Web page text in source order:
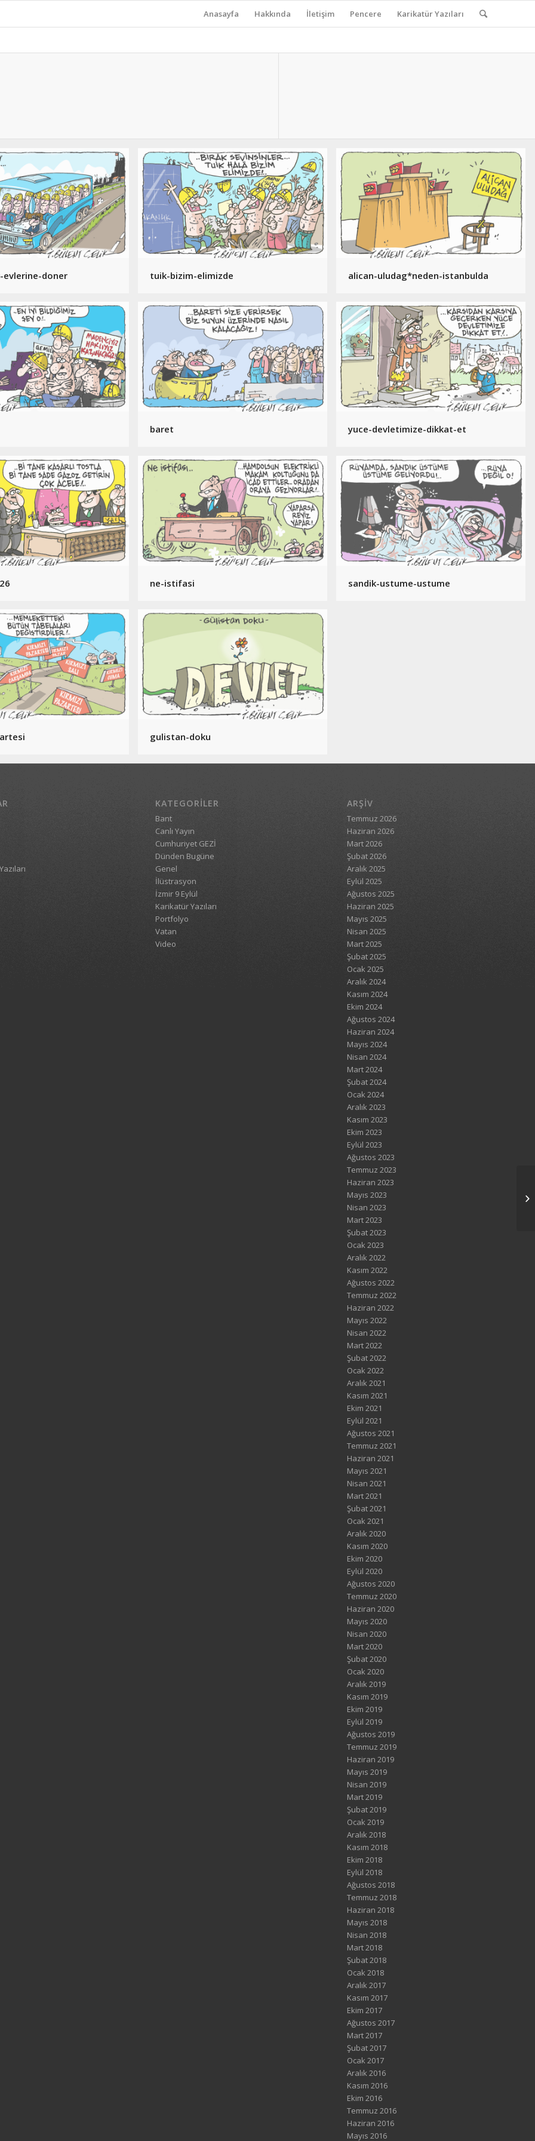
Anasayfa Hakkında İletişim Pencere Karikatür Yazıları
evlerine-doner tuik-bizim-elimizde alican-uludag*neden-istanbulda
baret yuce-devletimize-dikkat-et
ne-istifasi sandik-ustume-ustume
gulistan-doku
KATEGORILER
Bant
Canlı Yayın
Cumhuriyet GEZİ
Dünden Bugüne
Genel
İlüstrasyon
İzmir 9 Eylül
Karikatür Yazıları
Portfolyo
Vatan
Video
ARŞIV
Temmuz 2026
Haziran 2026
Mart 2026
Şubat 2026
Aralık 2025
Eylül 2025
Ağustos 2025
Haziran 2025
Mayıs 2025
Nisan 2025
Mart 2025
Şubat 2025
Ocak 2025
Aralık 2024
Kasım 2024
Ekim 2024
Ağustos 2024
Haziran 2024
Mayıs 2024
Nisan 2024
Mart 2024
Şubat 2024
Ocak 2024
Aralık 2023
Kasım 2023
Ekim 2023
Eylül 2023
Ağustos 2023
Temmuz 2023
Haziran 2023
Mayıs 2023
Nisan 2023
Mart 2023
Şubat 2023
Ocak 2023
Aralık 2022
Kasım 2022
Ağustos 2022
Temmuz 2022
Haziran 2022
Mayıs 2022
Nisan 2022
Mart 2022
Şubat 2022
Ocak 2022
Aralık 2021
Kasım 2021
Ekim 2021
Eylül 2021
Ağustos 2021
Temmuz 2021
Haziran 2021
Mayıs 2021
Nisan 2021
Mart 2021
Şubat 2021
Ocak 2021
Aralık 2020
Kasım 2020
Ekim 2020
Eylül 2020
Ağustos 2020
Temmuz 2020
Haziran 2020
Mayıs 2020
Nisan 2020
Mart 2020
Şubat 2020
Ocak 2020
Aralık 2019
Kasım 2019
Ekim 2019
Eylül 2019
Ağustos 2019
Temmuz 2019
Haziran 2019
Mayıs 2019
Nisan 2019
Mart 2019
Şubat 2019
Ocak 2019
Aralık 2018
Kasım 2018
Ekim 2018
Eylül 2018
Ağustos 2018
Temmuz 2018
Haziran 2018
Mayıs 2018
Nisan 2018
Mart 2018
Şubat 2018
Ocak 2018
Aralık 2017
Kasım 2017
Ekim 2017
Ağustos 2017
Mart 2017
Şubat 2017
Ocak 2017
Aralık 2016
Kasım 2016
Ekim 2016
Temmuz 2016
Haziran 2016
Mayıs 2016